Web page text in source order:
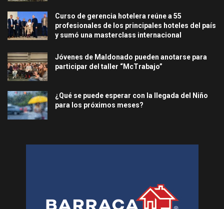
Curso de gerencia hotelera reúne a 55
profesionales de los principales hoteles del país
y sumó una masterclass internacional
Jóvenes de Maldonado pueden anotarse para
participar del taller “McTrabajo”
¿Qué se puede esperar con la llegada del Niño
para los próximos meses?